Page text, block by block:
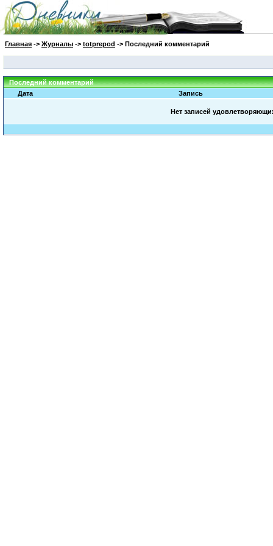
Главная -> Журналы -> totprepod -> Последний комментарий
Последний комментарий
Дата
Запись
Нет записей